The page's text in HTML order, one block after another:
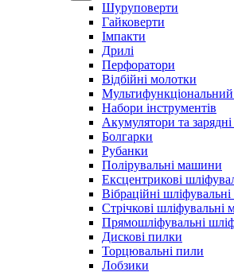
Шуруповерти
Гайковерти
Імпакти
Дрилі
Перфоратори
Відбійні молотки
Мультифункціональний
Набори інструментів
Акумулятори та зарядні
Болгарки
Рубанки
Полірувальні машини
Ексцентрикові
Вібраційні
Стрічкові шліфувальні
Прямошліфувальні
Дискові пилки
Торцювальні пили
Лобзики